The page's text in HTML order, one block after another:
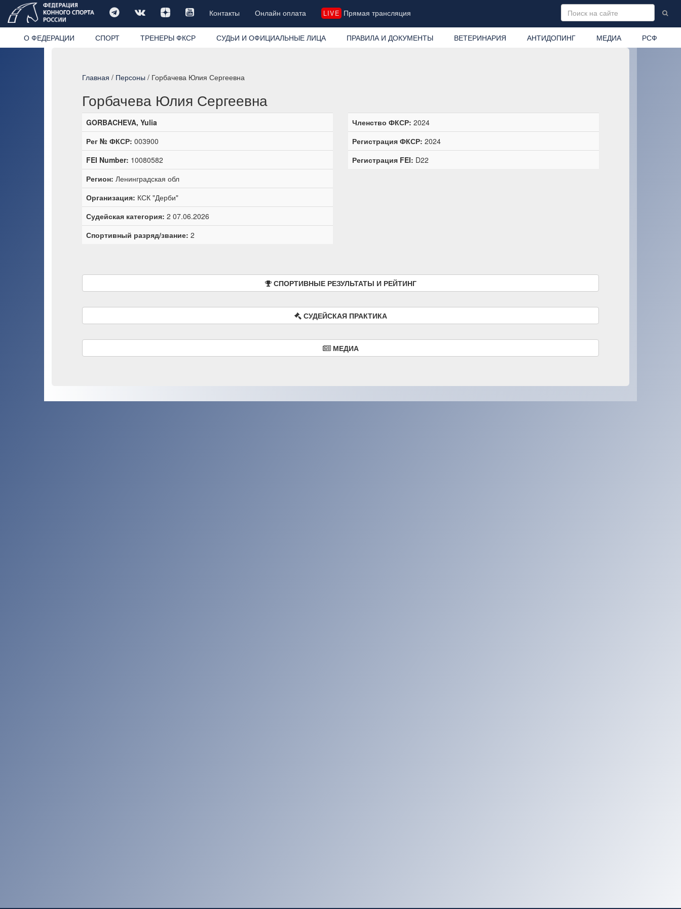
Контакты Онлайн оплата LIVE Прямая трансляция
О ФЕДЕРАЦИИ СПОРТ ТРЕНЕРЫ ФКСР СУДЬИ И ОФИЦИАЛЬНЫЕ ЛИЦА ПРАВИЛА И ДОКУМЕНТЫ ВЕТЕРИНАРИЯ АНТИДОПИНГ МЕДИА РСФ
Главная / Персоны / Горбачева Юлия Сергеевна
Горбачева Юлия Сергеевна
GORBACHEVA, Yulia
Рег № ФКСР: 003900
FEI Number: 10080582
Регион: Ленинградская обл
Организация: КСК "Дерби"
Судейская категория: 2 07.06.2026
Спортивный разряд/звание: 2
Членство ФКСР: 2024
Регистрация ФКСР: 2024
Регистрация FEI: D22
СПОРТИВНЫЕ РЕЗУЛЬТАТЫ И РЕЙТИНГ
СУДЕЙСКАЯ ПРАКТИКА
МЕДИА